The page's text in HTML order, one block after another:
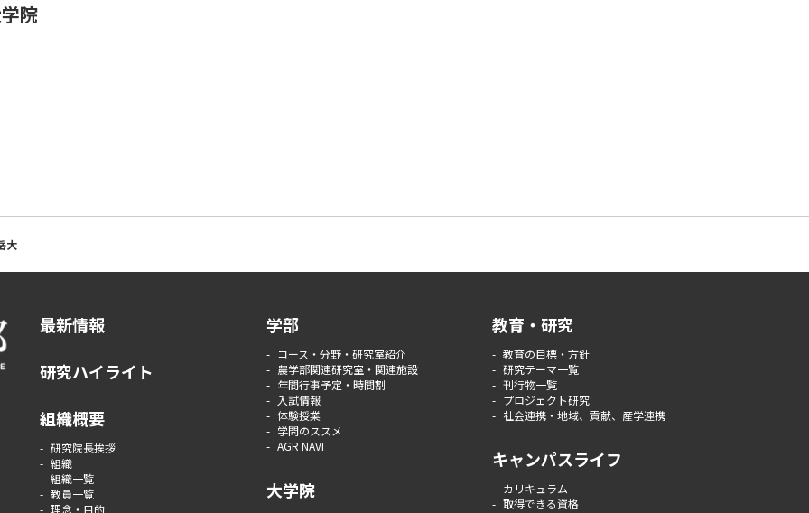
院
大
最新情報
研究ハイライト
組織概要
研究院長挨拶
組織
組織一覧
教員一覧
理念・目的
学部
コース・分野・研究室紹介
農学部関連研究室・関連施設
年間行事予定・時間割
入試情報
体験授業
学問のススメ
AGR NAVI
大学院
教育・研究
教育の目標・方針
研究テーマ一覧
刊行物一覧
プロジェクト研究
社会連携・地域、貢献、産学連携
キャンパスライフ
カリキュラム
取得できる資格